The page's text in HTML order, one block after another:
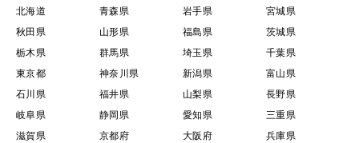
北海道 青森県 岩手県
宮城県
秋田県
山形県 福島県
茨城県
栃木県
群馬県 埼玉県
千葉県
東京都
神奈川県 新潟県
富山県
石川県
福井県 山梨県
長野県
岐阜県
静岡県 愛知県
三重県
滋賀県
京都府 大阪府 兵庫県